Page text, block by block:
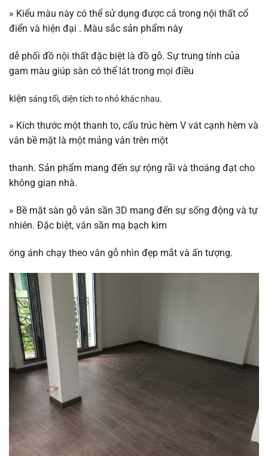
» Kiểu màu này có thể sử dụng được cả trong nội thất cổ
điển và hiện đại . Màu sắc sản phẩm này
dễ phối đồ nội thất đặc biệt là đồ gỗ. Sự trung tính của
gam màu giúp sàn có thể lát trong mọi điều
kiện sáng tối, diện tích to nhỏ khác nhau.
» Kích thước một thanh to, cấu trúc hèm V vát cạnh hèm và
vân bề mặt là một mảng vân trên một
thanh. Sản phẩm mang đến sự rộng rãi và thoáng đạt cho
không gian nhà.
» Bề mặt sàn gỗ vân sần 3D mang đến sự sống động và tự
nhiên. Đặc biệt, vân sần mạ bạch kim
óng ánh chạy theo vân gỗ nhìn đẹp mắt và ấn tượng.